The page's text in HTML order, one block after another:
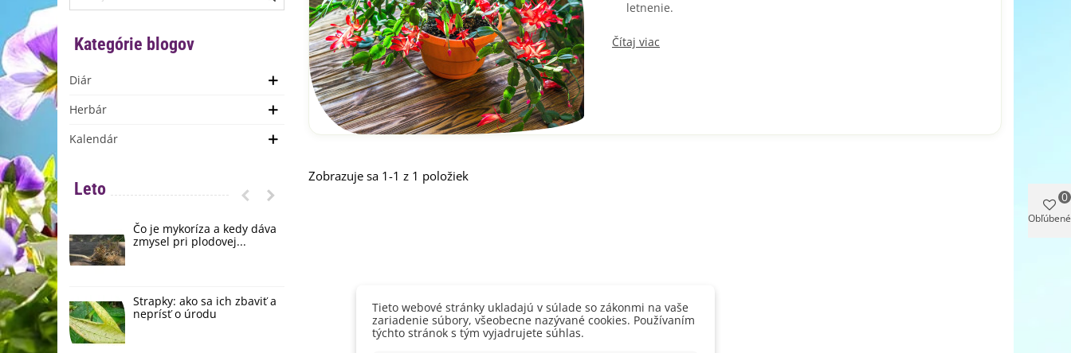
Kategórie blogov
Diár
Herbár
Kalendár
Leto
Čo je mykoríza a kedy dáva
zmysel pri plodovej...
Strapky: ako sa ich zbaviť a
neprísť o úrodu
Ako opraviť suché a holé
miesta v trávniku:...
letnenie.
Čítaj viac
Zobrazuje sa 1-1 z 1 položiek
Obľúbené
0
Tieto webové stránky ukladajú v súlade so zákonmi na vaše
zariadenie súbory, všeobecne nazývané cookies. Používaním
týchto stránok s tým vyjadrujete súhlas.